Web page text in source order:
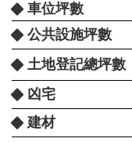
車位坪數
公共設施坪數
土地登記總坪數
凶宅
建材